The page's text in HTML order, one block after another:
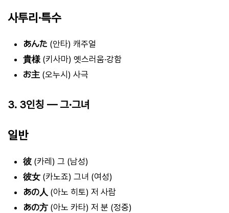
사투리·특수
あんた (안타) 캐주얼
貴様 (키사마) 옛스러움·강함
お主 (오누시) 사극
3. 3인칭 — 그·그녀
일반
彼 (카레) 그 (남성)
彼女 (카노죠) 그녀 (여성)
あの人 (아노 히토) 저 사람
あの方 (아노 카타) 저 분 (정중)